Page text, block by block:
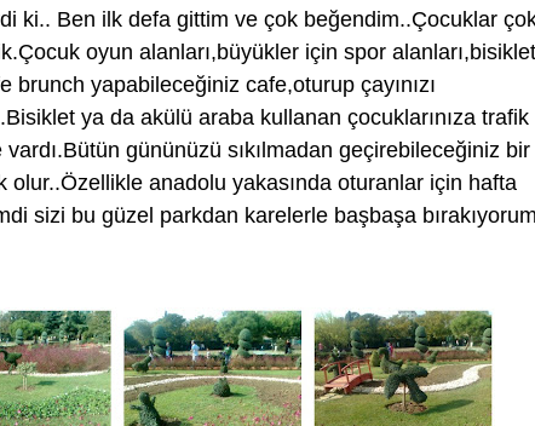
ki.. Ben ilk defa gittim ve çok beğendim..Çocuklar
oyun alanları,büyükler için spor alanları,bisiklet
brunch yapabileceğiniz cafe,oturup çayınızı
ya da akülü araba kullanan çocuklarınıza trafik
gününüzü sıkılmadan geçirebileceğiniz bir
olur..Özellikle anadolu yakasında oturanlar için hafta
sizi bu güzel parkdan karelerle başbaşa